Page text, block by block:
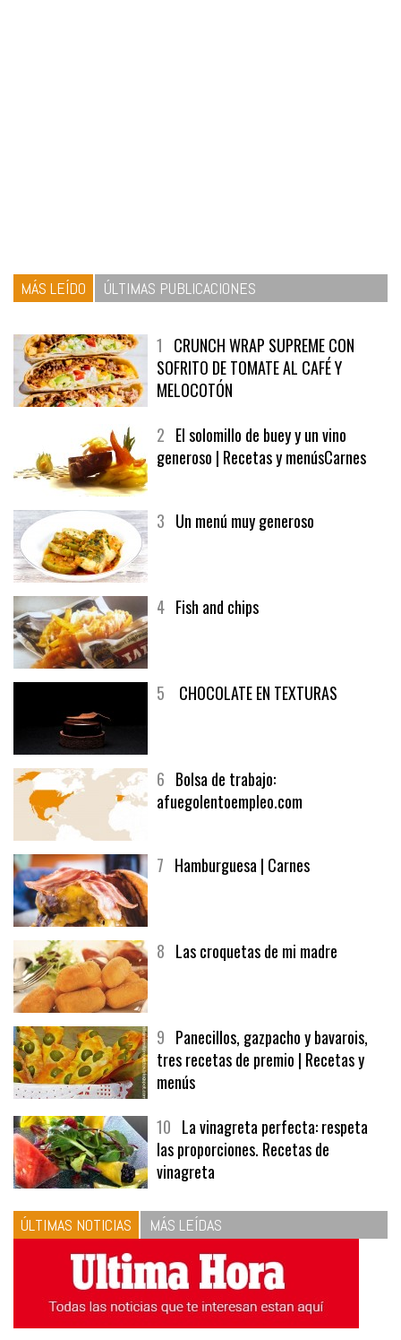
MÁS LEÍDO ÚLTIMAS PUBLICACIONES
1 CRUNCH WRAP SUPREME CON
SOFRITO DE TOMATE AL CAFÉ Y
MELOCOTÓN
2 El solomillo de buey y un vino
generoso | Recetas y menúsCarnes
3 Un menú muy generoso
4 Fish and chips
5 CHOCOLATE EN TEXTURAS
6 Bolsa de trabajo:
afuegolentoempleo.com
7 Hamburguesa | Carnes
8 Las croquetas de mi madre
9 Panecillos, gazpacho y bavarois,
tres recetas de premio | Recetas y
menús
10 La vinagreta perfecta: respeta
las proporciones. Recetas de
vinagreta
ÚLTIMAS NOTICIAS MÁS LEÍDAS